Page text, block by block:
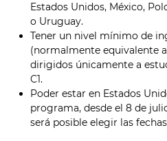
Estados Unidos, México,
o Uruguay.
Tener un nivel mínimo de
(normalmente equivalente
dirigidos únicamente a
C1.
Poder estar en Estados
programa, desde el 8 de
será posible elegir las